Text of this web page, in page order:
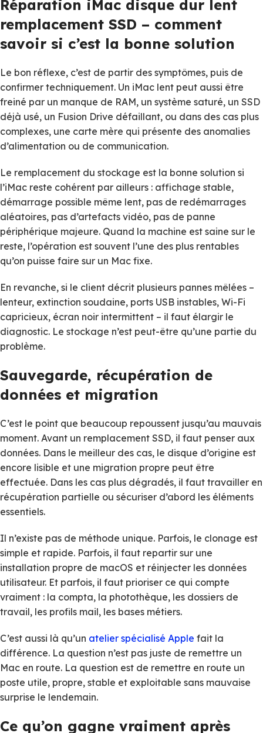
Réparation iMac disque dur lent
remplacement SSD – comment
savoir si c’est la bonne solution
Le bon réflexe, c’est de partir des symptômes, puis de
confirmer techniquement. Un iMac lent peut aussi être
freiné par un manque de RAM, un système saturé, un SSD
déjà usé, un Fusion Drive défaillant, ou dans des cas plus
complexes, une carte mère qui présente des anomalies
d’alimentation ou de communication.
Le remplacement du stockage est la bonne solution si
l’iMac reste cohérent par ailleurs : affichage stable,
démarrage possible même lent, pas de redémarrages
aléatoires, pas d’artefacts vidéo, pas de panne
périphérique majeure. Quand la machine est saine sur le
reste, l’opération est souvent l’une des plus rentables
qu’on puisse faire sur un Mac fixe.
En revanche, si le client décrit plusieurs pannes mêlées –
lenteur, extinction soudaine, ports USB instables, Wi-Fi
capricieux, écran noir intermittent – il faut élargir le
diagnostic. Le stockage n’est peut-être qu’une partie du
problème.
Sauvegarde, récupération de
données et migration
C’est le point que beaucoup repoussent jusqu’au mauvais
moment. Avant un remplacement SSD, il faut penser aux
données. Dans le meilleur des cas, le disque d’origine est
encore lisible et une migration propre peut être
effectuée. Dans les cas plus dégradés, il faut travailler en
récupération partielle ou sécuriser d’abord les éléments
essentiels.
Il n’existe pas de méthode unique. Parfois, le clonage est
simple et rapide. Parfois, il faut repartir sur une
installation propre de macOS et réinjecter les données
utilisateur. Et parfois, il faut prioriser ce qui compte
vraiment : la compta, la photothèque, les dossiers de
travail, les profils mail, les bases métiers.
C’est aussi là qu’un atelier spécialisé Apple fait la
différence. La question n’est pas juste de remettre un
Mac en route. La question est de remettre en route un
poste utile, propre, stable et exploitable sans mauvaise
surprise le lendemain.
Ce qu’on gagne vraiment après